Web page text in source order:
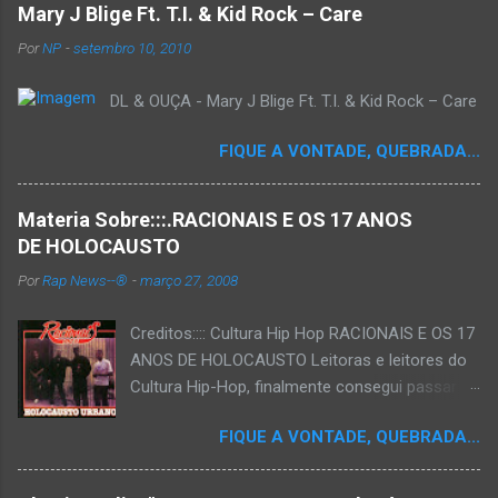
Mary J Blige Ft. T.I. & Kid Rock – Care
PorNP -setembro 10, 2010
DL & OUÇA - Mary J Blige Ft. T.I. & Kid Rock – Care
FIQUE A VONTADE, QUEBRADA...
Materia Sobre:::.RACIONAIS E OS 17 ANOS
DE HOLOCAUSTO
PorRap News--® -março 27, 2008
Creditos:::: Cultura Hip Hop RACIONAIS E OS 17
ANOS DE HOLOCAUSTO Leitoras e leitores do
Cultura Hip-Hop, finalmente consegui passar
que há muito tempo vinha maturando: uma
espécie de "ensaio-tributo" ao disco mais
importante do rap brasileiro, que completará 17
FIQUE A VONTADE, QUEBRADA...